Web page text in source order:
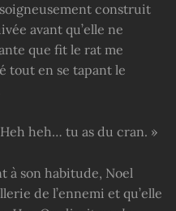
construit
avant qu’elle ne
que fit le rat me
tout en se tapant le
Heh heh… tu as du cran. »
à son habitude, Noel
de l’ennemi et qu’elle